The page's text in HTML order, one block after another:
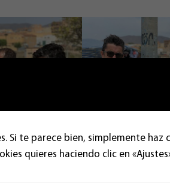
Si te parece bien, simplemente
quieres haciendo clic en